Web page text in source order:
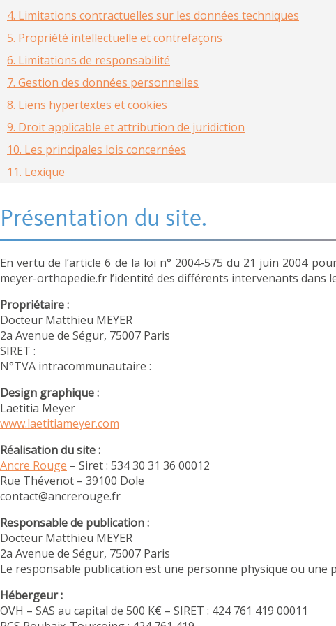
4. Limitations contractuelles sur les données techniques
5. Propriété intellectuelle et contrefaçons
6. Limitations de responsabilité
7. Gestion des données personnelles
8. Liens hypertextes et cookies
9. Droit applicable et attribution de juridiction
10. Les principales lois concernées
11. Lexique
Présentation du site.
En vertu de l’article 6 de la loi n° 2004-575 du 21 juin 2004
meyer-orthopedie.fr l’identité des différents intervenants dans
Propriétaire :
Docteur Matthieu MEYER
2a Avenue de Ségur, 75007 Paris
SIRET :
N°TVA intracommunautaire :
Design graphique :
Laetitia Meyer
www.laetitiameyer.com
Réalisation du site :
Ancre Rouge – Siret : 534 30 31 36 00012
Rue Thévenot – 39100 Dole
contact@ancrerouge.fr
Responsable de publication :
Docteur Matthieu MEYER
2a Avenue de Ségur, 75007 Paris
Le responsable publication est une personne physique ou une
Hébergeur :
OVH – SAS au capital de 500 K€ – SIRET : 424 761 419 00011